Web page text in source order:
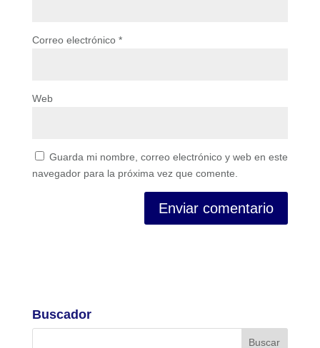
Correo electrónico *
Web
Guarda mi nombre, correo electrónico y web en este
navegador para la próxima vez que comente.
Buscador